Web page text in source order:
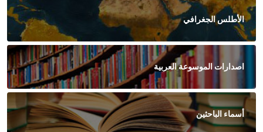
الأطلس الجغرافي
اصدارات الموسوعة العربية
أسماء الباحثين